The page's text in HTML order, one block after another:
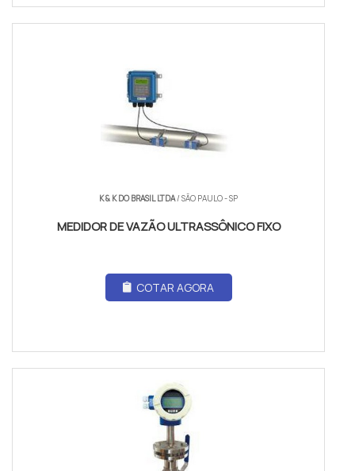
K & K DO BRASIL LTDA/ SÃO PAULO - SP
MEDIDOR DE VAZÃO ULTRASSÔNICO FIXO
COTAR AGORA